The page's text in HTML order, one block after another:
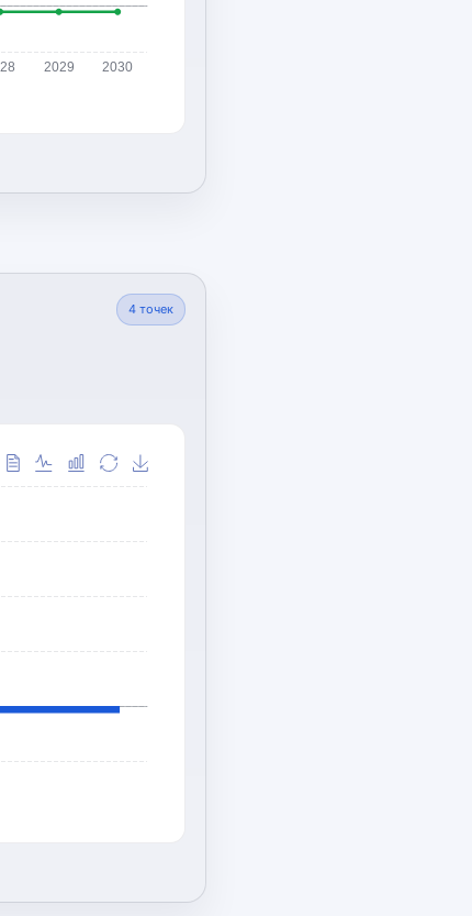
2029 2030
4точек